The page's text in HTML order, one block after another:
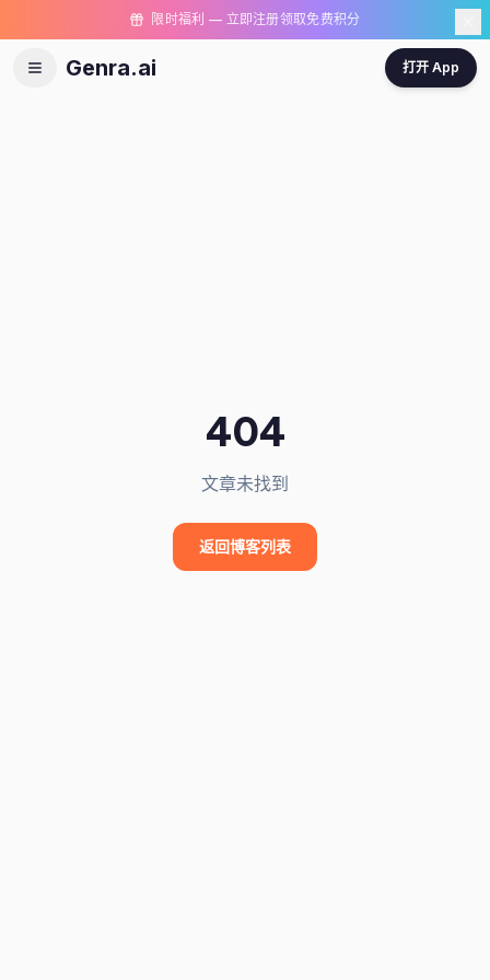
限时福利 — 立即注册领取免费积分
Genra.ai 打开 App
404
文章未找到
返回博客列表